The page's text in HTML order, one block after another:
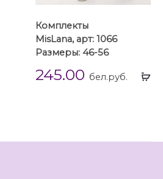
Комплекты
MisLana, арт: 1066
Размеры: 46-56
245.00 бел.руб.